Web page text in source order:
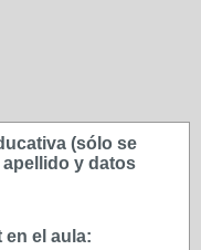
(sólo se
y datos
en el aula: